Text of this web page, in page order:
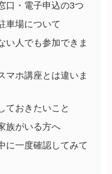
口・電子申込の3つ
車場について
い人でも参加できま
マホ講座とは違いま
ておきたいこと
族がいる方へ
に一度確認してみて